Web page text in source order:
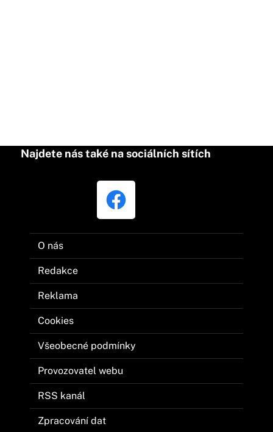
Najdete nás také na sociálních sítích
O nás
Redakce
Reklama
Cookies
Všeobecné podmínky
Provozovatel webu
RSS kanál
Zpracování dat